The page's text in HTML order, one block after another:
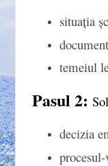
situația
temeiul
Pasul 2:
decizia